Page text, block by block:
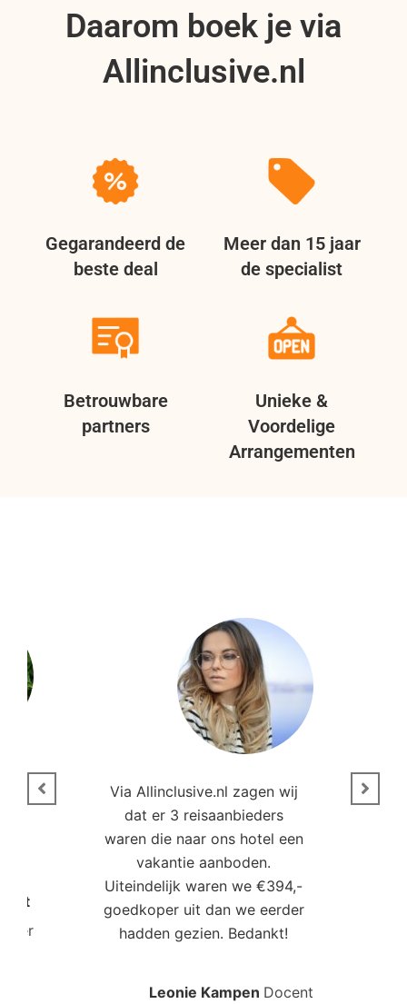
Daarom boek je via
Allinclusive.nl
Gegarandeerd de
beste deal
Meer dan 15 jaar
de specialist
Betrouwbare
partners
Unieke &
Voordelige
Arrangementen
Via Allinclusive.nl zagen wij
dat er 3 reisaanbieders
waren die naar ons hotel een
vakantie aanboden.
Uiteindelijk waren we €394,-
goedkoper uit dan we eerder
hadden gezien. Bedankt!
Leonie Kampen Docent